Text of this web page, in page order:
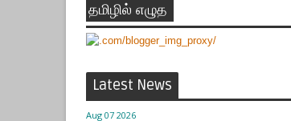
தமிழில் எழுத
Latest News
Aug 07 2026